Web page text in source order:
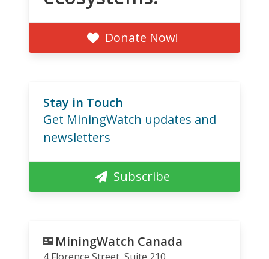
Donate Now!
Stay in Touch
Get MiningWatch updates and
newsletters
Subscribe
MiningWatch Canada
4 Florence Street, Suite 210